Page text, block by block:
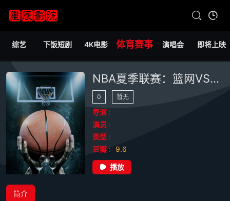
综艺 下饭短剧 4K电影 体育赛事 演唱会 即将上映
NBA夏季联赛：篮网VS雄鹿20260706
0 暂无
导演 :
演员 :
类型 :
豆瓣 :
9.6
播放
简介